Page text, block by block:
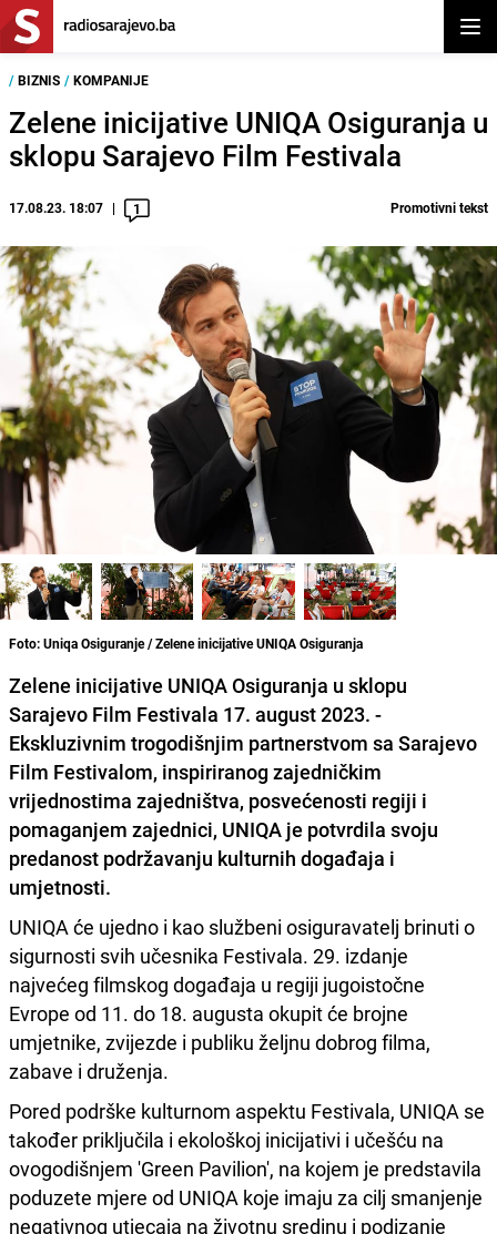
/ BIZNIS / KOMPANIJE
Zelene inicijative UNIQA Osiguranja u
sklopu Sarajevo Film Festivala
17.08.23. 18:07 1 Promotivni tekst
Foto: Uniqa Osiguranje / Zelene inicijative UNIQA Osiguranja
Zelene inicijative UNIQA Osiguranja u sklopu
Sarajevo Film Festivala 17. august 2023. -
Ekskluzivnim trogodišnjim partnerstvom sa Sarajevo
Film Festivalom, inspiriranog zajedničkim
vrijednostima zajedništva, posvećenosti regiji i
pomaganjem zajednici, UNIQA je potvrdila svoju
predanost podržavanju kulturnih događaja i
umjetnosti.
UNIQA će ujedno i kao službeni osiguravatelj brinuti o
sigurnosti svih učesnika Festivala. 29. izdanje
najvećeg filmskog događaja u regiji jugoistočne
Evrope od 11. do 18. augusta okupit će brojne
umjetnike, zvijezde i publiku željnu dobrog filma,
zabave i druženja.
Pored podrške kulturnom aspektu Festivala, UNIQA se
također priključila i ekološkoj inicijativi i učešću na
ovogodišnjem 'Green Pavilion', na kojem je predstavila
poduzete mjere od UNIQA koje imaju za cilj smanjenje
negativnog utjecaja na životnu sredinu i podizanje